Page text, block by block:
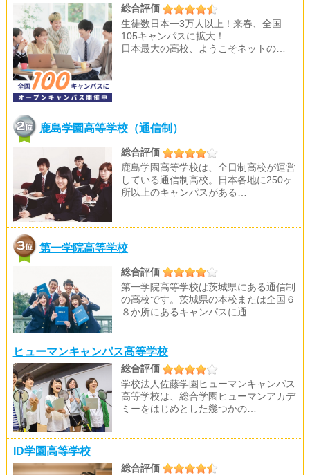
総合評価
生徒数日本一3万人以上！来春、全国
105キャンパスに拡大！
日本最大の高校、ようこそネットの…
鹿島学園高等学校（通信制）
総合評価
鹿島学園高等学校は、全日制高校が運営
している通信制高校。日本各地に250ヶ
所以上のキャンパスがある…
第一学院高等学校
総合評価
第一学院高等学校は茨城県にある通信制
の高校です。茨城県の本校または全国６
８か所にあるキャンパスに通…
ヒューマンキャンパス高等学校
総合評価
学校法人佐藤学園ヒューマンキャンパス
高等学校は、総合学園ヒューマンアカデ
ミーをはじめとした幾つかの…
ID学園高等学校
総合評価